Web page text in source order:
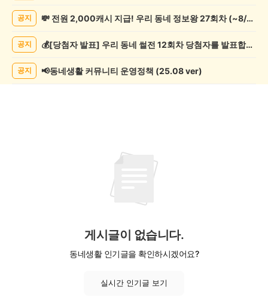
목/
글
공지 💸 전원 2,000캐시 지급! 우리 동네 정보왕 27회차 (~8/10)
공지 💰[당첨자 발표] 우리 동네 썰전 12회차 당첨자를 발표합니다!
공지 📢동네생활 커뮤니티 운영정책 (25.08 ver)
게시글이 없습니다.
동네생활 인기글을 확인하시겠어요?
실시간 인기글 보기